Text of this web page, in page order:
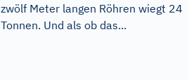
zwölf Meter langen Röhren wiegt 24
Tonnen. Und als ob das...